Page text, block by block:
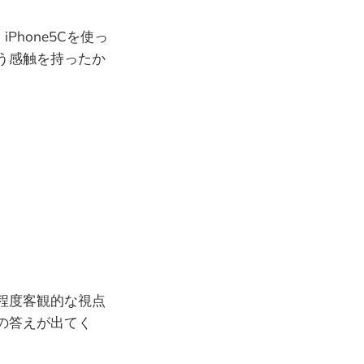
を使っ
感触を持ったか
度客観的な視点
答えが出てく